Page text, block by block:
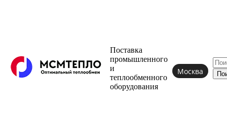
Поставка
промышленного
и
теплообменного
оборудования
Москва